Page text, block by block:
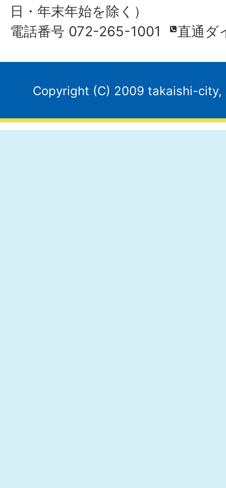
日・年末年始を除く）
電話番号 072-265-1001
直通ダ
Copyright (C) 2009 takaishi-city,